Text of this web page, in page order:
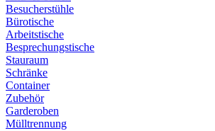
Besucherstühle
Bürotische
Arbeitstische
Besprechungstische
Stauraum
Schränke
Container
Zubehör
Garderoben
Mülltrennung